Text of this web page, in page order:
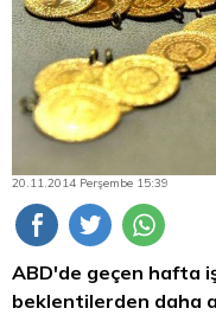
20.11.2014 Perşembe 15:39
ABD'de geçen hafta
beklentilerden daha